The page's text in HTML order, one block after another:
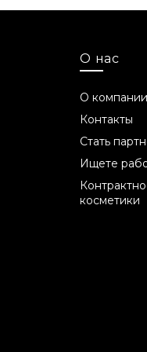
24
Aqua,
О нас
О компании
Контакты
Стать
Ищете
косметики